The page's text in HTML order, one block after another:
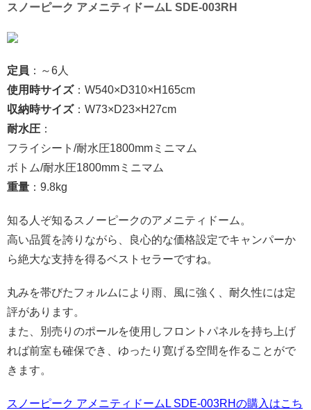
スノーピーク アメニティドームL SDE-003RH
定員 ：～6人
使用時サイズ：W540×D310×H165cm
収納時サイズ：W73×D23×H27cm
耐水圧 ：
フライシート/耐水圧1800mmミニマム
ボトム/耐水圧1800mmミニマム
重量 ：9.8kg
知る人ぞ知るスノーピークのアメニティドーム。
高い品質を誇りながら、良心的な価格設定でキャンパーか
ら絶大な支持を得るベストセラーですね。
丸みを帯びたフォルムにより雨、風に強く、耐久性には定
評があります。
また、別売りのポールを使用しフロントパネルを持ち上げ
れば前室も確保でき、ゆったり寛げる空間を作ることがで
きます。
スノーピーク アメニティドームL SDE-003RHの購入はこち